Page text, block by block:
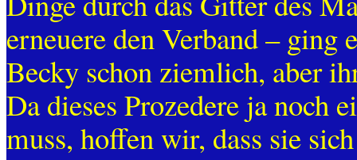
erneuere den Verband – ging
Becky schon ziemlich, aber
Da dieses Prozedere ja noch
muss, hoffen wir, dass sie